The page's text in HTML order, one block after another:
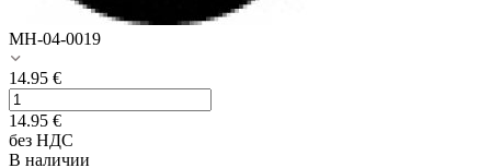
MH-04-0019
14.95 €
14.95 €
без НДС
В наличии